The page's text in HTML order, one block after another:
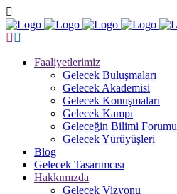
Faaliyetlerimiz
Gelecek Buluşmaları
Gelecek Akademisi
Gelecek Konuşmaları
Gelecek Kampı
Geleceğin Bilimi Forumu
Gelecek Yürüyüşleri
Blog
Gelecek Tasarımcısı
Hakkımızda
Gelecek Vizyonu